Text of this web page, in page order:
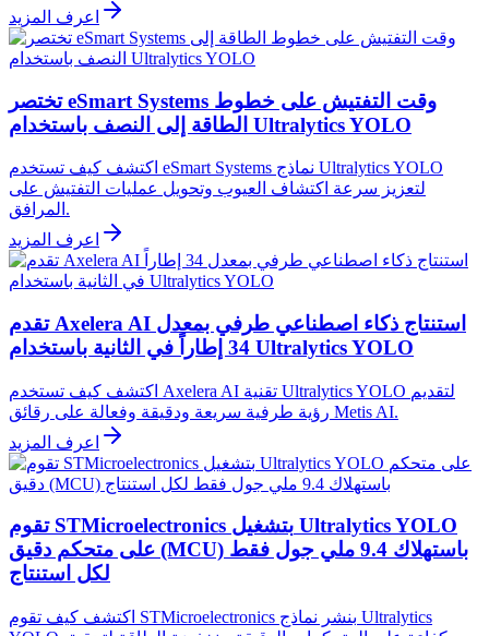
اعرف المزيد
تختصر eSmart Systems وقت التفتيش على خطوط
الطاقة إلى النصف باستخدام Ultralytics YOLO
اكتشف كيف تستخدم eSmart Systems نماذج Ultralytics YOLO
لتعزيز سرعة اكتشاف العيوب وتحويل عمليات التفتيش على
المرافق.
اعرف المزيد
تقدم Axelera AI استنتاج ذكاء اصطناعي طرفي بمعدل
34 إطاراً في الثانية باستخدام Ultralytics YOLO
اكتشف كيف تستخدم Axelera AI تقنية Ultralytics YOLO لتقديم
رؤية طرفية سريعة ودقيقة وفعالة على رقائق Metis AI.
اعرف المزيد
تقوم STMicroelectronics بتشغيل Ultralytics YOLO
على متحكم دقيق (MCU) باستهلاك 9.4 ملي جول فقط
لكل استنتاج
اكتشف كيف تقوم STMicroelectronics بنشر نماذج Ultralytics